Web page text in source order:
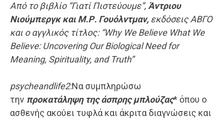
Από το βιβλίο “Γιατί Πιστεύουμε”, Άντριου
Νιούμπεργκ και Μ.Ρ. Γουόλντμαν, εκδόσεις ΑΒΓΟ
και ο αγγλικός τίτλος: “Why We Believe What We
Believe: Uncovering Our Biological Need for
Meaning, Spirituality, and Truth”
psycheandlife2:Να συμπληρώσω
την προκατάληψη της άσπρης μπλούζας* όπου ο
ασθενής ακούει τυφλά και άκριτα διαγνώσεις και